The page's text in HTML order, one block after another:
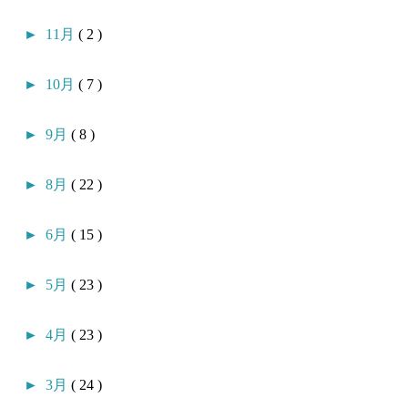
► 11月 ( 2 )
► 10月 ( 7 )
► 9月 ( 8 )
► 8月 ( 22 )
► 6月 ( 15 )
► 5月 ( 23 )
► 4月 ( 23 )
► 3月 ( 24 )